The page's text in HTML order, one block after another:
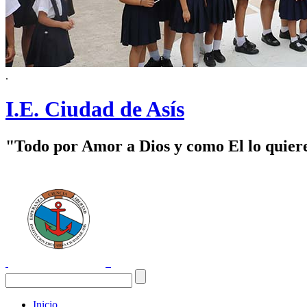
.
I.E. Ciudad de Asís
"Todo por Amor a Dios y como El lo
Inicio